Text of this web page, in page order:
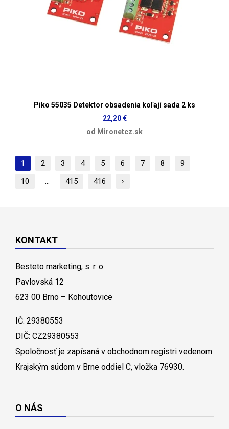
Piko 55035 Detektor obsadenia koľají sada 2 ks
22,20 €
od Mironetcz.sk
1 2 3 4 5 6 7 8
9
10
... 415 416 ›
KONTAKT
Besteto marketing, s. r. o.
Pavlovská 12
623 00 Brno – Kohoutovice
IČ: 29380553
DIČ: CZ29380553
Spoločnosť je zapísaná v obchodnom registri vedenom
Krajským súdom v Brne oddiel C, vložka 76930.
O NÁS